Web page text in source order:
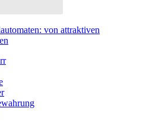
von attraktiven